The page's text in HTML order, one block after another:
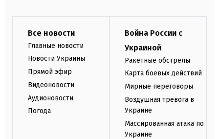
Все новости
Главные новости
Новости Украины
Прямой эфир
Видеоновости
Аудионовости
Погода
Война России с
Украиной
Ракетные обстрелы
Карта боевых действий
Мирные переговоры
Воздушная тревога в
Украине
Массированная атака по
Украине